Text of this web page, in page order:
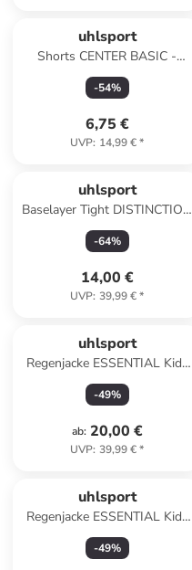
uhlsport
Shorts CENTER BASIC -
OHNE INNENSLIP Kids in
dark grau melange
-54%
6,75 €
UVP: 14,99 €*
uhlsport
Baselayer Tight DISTINCTION
PRO- TURTLE NECK in rot
-64%
14,00 €
UVP: 39,99 €*
uhlsport
Regenjacke ESSENTIAL Kids
in azurblau/weiß
-49%
ab: 20,00 €
UVP: 39,99 €*
uhlsport
Regenjacke ESSENTIAL Kids
in rot/weiß
-49%